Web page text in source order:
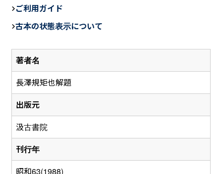
著者名
長澤規矩也解題
出版元
汲古書院
刊行年
昭和63(1988)
e
b
o
o
ご利用ガイド
古本の状態表示について